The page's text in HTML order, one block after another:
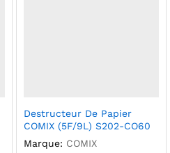
Destructeur De Papier
COMIX (5F/9L) S202-CO60
Marque: COMIX